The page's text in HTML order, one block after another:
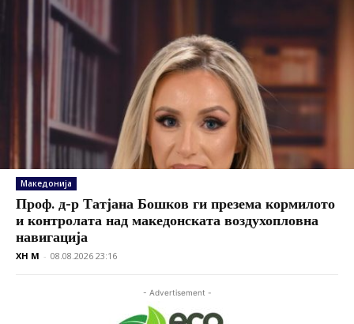
Македонија
Проф. д-р Татјана Бошков ги презема кормилото
и контролата над македонската воздухопловна
навигација
XH M - 08.08.2026 23:16
- Advertisement -